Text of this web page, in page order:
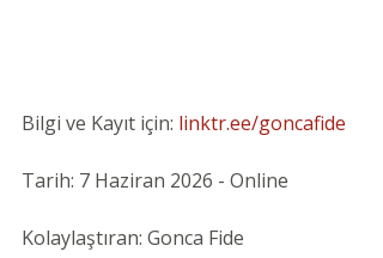
Bilgi ve Kayıt için: linktr.ee/goncafide
Tarih: 7 Haziran 2026 - Online
Kolaylaştıran: Gonca Fide